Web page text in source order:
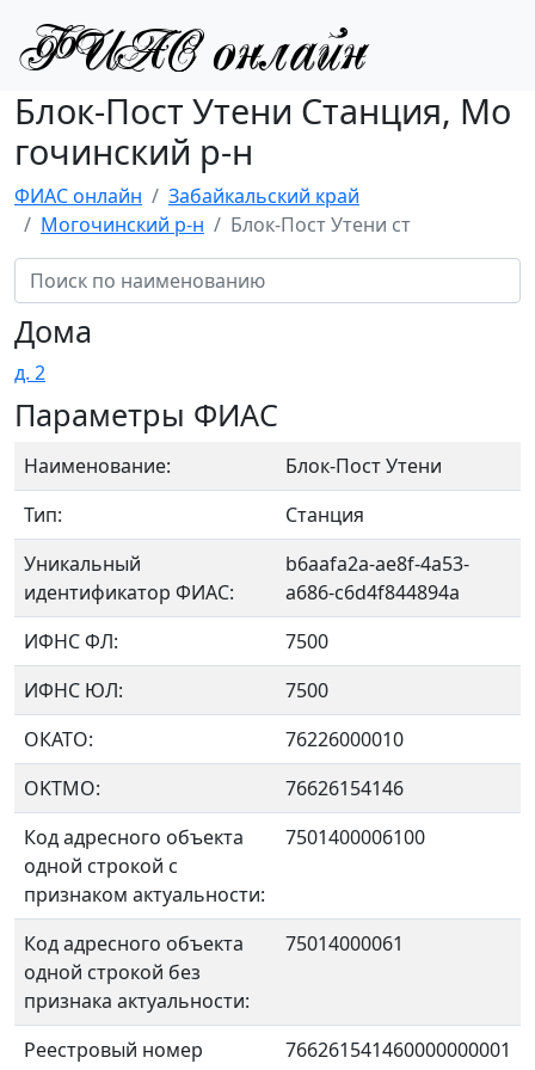
Блок-Пост Утени Станция, Мо
гочинский р-н
ФИАС онлайн
Забайкальский край
Могочинский р-н
Блок-Пост Утени ст
Дома
д. 2
Параметры ФИАС
Наименование:
Блок-Пост Утени
Тип:
Станция
Уникальный
идентификатор ФИАС:
b6aafa2a-ae8f-4a53-
a686-c6d4f844894a
ИФНС ФЛ:
7500
ИФНС ЮЛ:
7500
ОКАТО:
76226000010
OKTMO:
76626154146
Код адресного объекта
одной строкой с
признаком актуальности:
7501400006100
Код адресного объекта
одной строкой без
признака актуальности:
75014000061
Реестровый номер
766261541460000000001